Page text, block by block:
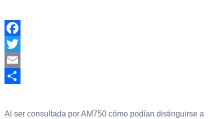
Facebook
Twitter
Email
Al ser consultada por AM750 cómo podían distinguirse a